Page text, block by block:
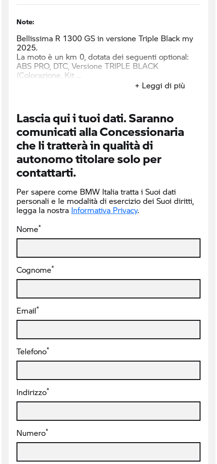
Note:
Bellissima R 1300 GS in versione Triple Black my
2025.
La moto è un km 0, dotata dei seguenti optional:
ABS PRO, DTC, Versione TRIPLE BLACK
(Colorazione, Kit
+ Leggi di più
Lascia qui i tuoi dati. Saranno
comunicati alla Concessionaria
che li tratterà in qualità di
autonomo titolare solo per
contattarti.
Per sapere come BMW Italia tratta i Suoi dati
personali e le modalità di esercizio dei Suoi diritti,
legga la nostra Informativa Privacy.
Nome*
Cognome*
Email*
Telefono*
Indirizzo*
Numero*